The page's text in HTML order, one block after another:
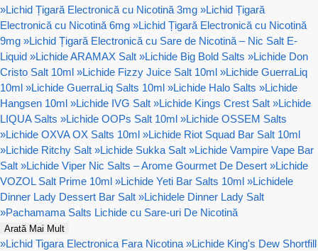
»Lichid Țigară Electronică cu Nicotină 3mg »Lichid Țigară
Electronică cu Nicotină 6mg »Lichid Țigară Electronică cu Nicotină
9mg »Lichid Țigară Electronică cu Sare de Nicotină – Nic Salt E-
Liquid »Lichide ARAMAX Salt »Lichide Big Bold Salts »Lichide Don
Cristo Salt 10ml »Lichide Fizzy Juice Salt 10ml »Lichide GuerraLiq
10ml »Lichide GuerraLiq Salts 10ml »Lichide Halo Salts »Lichide
Hangsen 10ml »Lichide IVG Salt »Lichide Kings Crest Salt »Lichide
LIQUA Salts »Lichide OOPs Salt 10ml »Lichide OSSEM Salts
»Lichide OXVA OX Salts 10ml »Lichide Riot Squad Bar Salt 10ml
»Lichide Ritchy Salt »Lichide Sukka Salt »Lichide Vampire Vape Bar
Salt »Lichide Viper Nic Salts – Arome Gourmet De Desert »Lichide
VOZOL Salt Prime 10ml »Lichide Yeti Bar Salts 10ml »Lichidele
Dinner Lady Dessert Bar Salt »Lichidele Dinner Lady Salt
»Pachamama Salts Lichide cu Sare-uri De Nicotină
Arată Mai Mult
»Lichid Tigara Electronica Fara Nicotina »Lichide King's Dew Shortfill